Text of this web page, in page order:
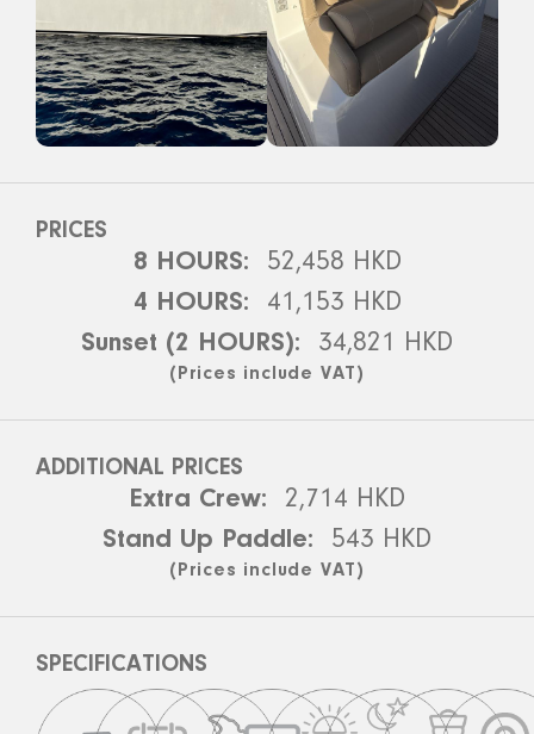
PRICES
8 HOURS:
52,458 HKD
4 HOURS:
41,153 HKD
Sunset (2 HOURS):
34,821 HKD
(Prices include VAT)
ADDITIONAL PRICES
Extra Crew:
2,714 HKD
Stand Up Paddle:
543 HKD
(Prices include VAT)
SPECIFICATIONS